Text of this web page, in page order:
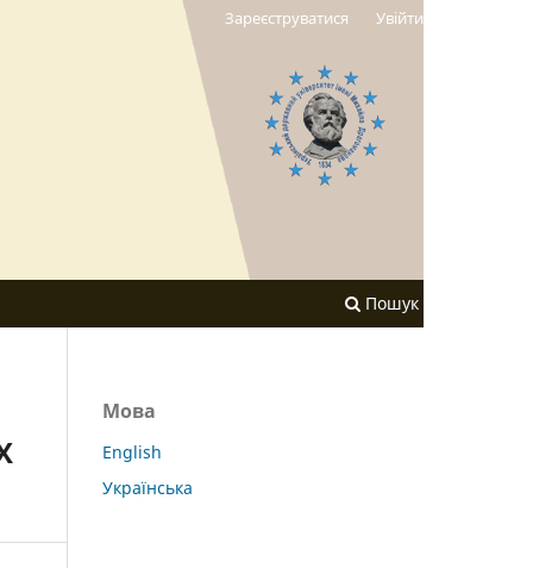
Пошук
Зареєструватися Увійти
Мова
English
Українська